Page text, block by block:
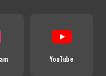
YouTube